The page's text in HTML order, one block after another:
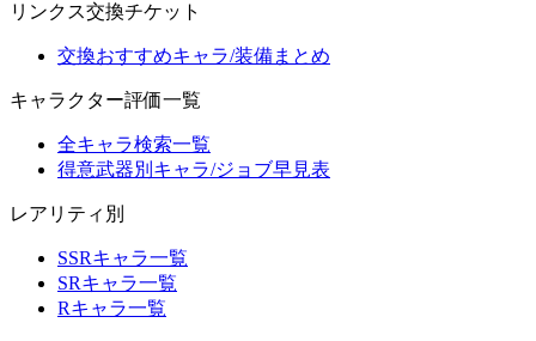
リンクス交換チケット
交換おすすめキャラ/装備まとめ
キャラクター評価一覧
全キャラ検索一覧
得意武器別キャラ/ジョブ早見表
レアリティ別
SSRキャラ一覧
SRキャラ一覧
Rキャラ一覧